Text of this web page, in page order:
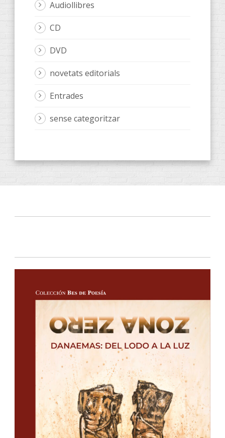
Audiollibres
CD
DVD
novetats editorials
Entrades
sense categoritzar